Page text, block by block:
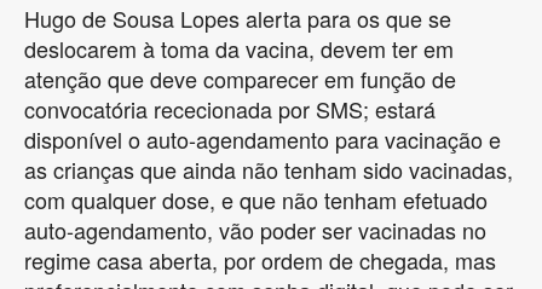
Hugo de Sousa Lopes alerta para os que se
deslocarem à toma da vacina, devem ter em
atenção que deve comparecer em função de
convocatória rececionada por SMS; estará
disponível o auto-agendamento para vacinação e
as crianças que ainda não tenham sido vacinadas,
com qualquer dose, e que não tenham efetuado
auto-agendamento, vão poder ser vacinadas no
regime casa aberta, por ordem de chegada, mas